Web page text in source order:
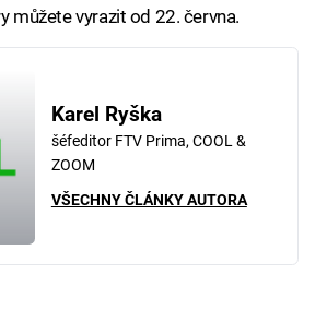
můžete vyrazit od 22. června.
Karel Ryška
šéfeditor FTV Prima, COOL &
ZOOM
VŠECHNY ČLÁNKY AUTORA